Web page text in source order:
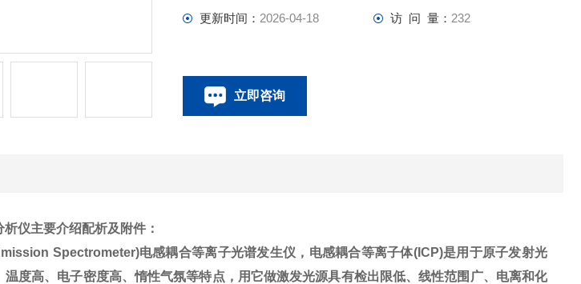
更新时间： 2026-04-18 访 问 量： 232
立即咨询
析仪主要介绍配析及附件：
Spectrometer)电感耦合等离子光谱发生仪，电感耦合等离子体(ICP)是用于原子发射光
度高、电子密度高、惰性气氛等特点，用它做激发光源具有检出限低、线性范围广、电离和化